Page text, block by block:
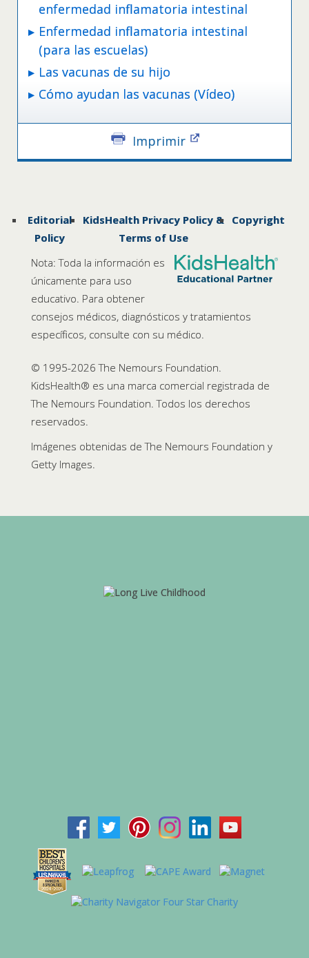
enfermedad inflamatoria intestinal
Enfermedad inflamatoria intestinal
(para las escuelas)
Las vacunas de su hijo
Cómo ayudan las vacunas (Vídeo)
Imprimir
Editorial
Policy
KidsHealth Privacy Policy &
Terms of Use
Copyright
Nota: Toda la información es
únicamente para uso
educativo. Para obtener
consejos médicos, diagnósticos y tratamientos
específicos, consulte con su médico.
© 1995-2026 The Nemours Foundation.
KidsHealth® es una marca comercial registrada de
The Nemours Foundation. Todos los derechos
reservados.
Imágenes obtenidas de The Nemours Foundation y
Getty Images.